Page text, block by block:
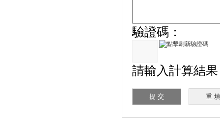
驗證碼：
請輸入計算結果